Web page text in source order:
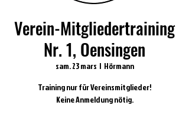
Verein-Mitgliedertraining
Nr. 1, Oensingen
sam. 23 mars
  |
Hörmann
Training nur für Vereinsmitglieder!
Keine Anmeldung nötig.